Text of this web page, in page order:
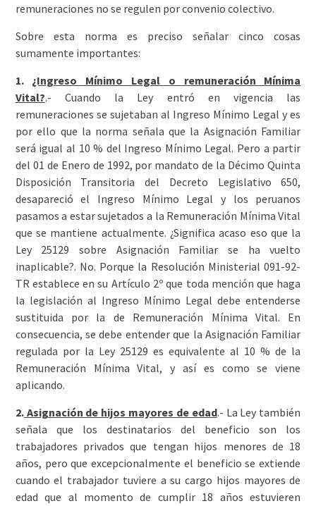
remuneraciones no se regulen por convenio colectivo.
Sobre esta norma es preciso señalar cinco cosas
sumamente importantes:
1. ¿Ingreso Mínimo Legal o remuneración Mínima
Vital?.- Cuando la Ley entró en vigencia las
remuneraciones se sujetaban al Ingreso Mínimo Legal y es
por ello que la norma señala que la Asignación Familiar
será igual al 10 % del Ingreso Mínimo Legal. Pero a partir
del 01 de Enero de 1992, por mandato de la Décimo Quinta
Disposición Transitoria del Decreto Legislativo 650,
desapareció el Ingreso Mínimo Legal y los peruanos
pasamos a estar sujetados a la Remuneración Mínima Vital
que se mantiene actualmente. ¿Significa acaso eso que la
Ley 25129 sobre Asignación Familiar se ha vuelto
inaplicable?. No. Porque la Resolución Ministerial 091-92-
TR establece en su Artículo 2º que toda mención que haga
la legislación al Ingreso Mínimo Legal debe entenderse
sustituida por la de Remuneración Mínima Vital. En
consecuencia, se debe entender que la Asignación Familiar
regulada por la Ley 25129 es equivalente al 10 % de la
Remuneración Mínima Vital, y así es como se viene
aplicando.
2.Asignación de hijos mayores de edad.- La Ley también
señala que los destinatarios del beneficio son los
trabajadores privados que tengan hijos menores de 18
años, pero que excepcionalmente el beneficio se extiende
cuando el trabajador tuviere a su cargo hijos mayores de
edad que al momento de cumplir 18 años estuvieren